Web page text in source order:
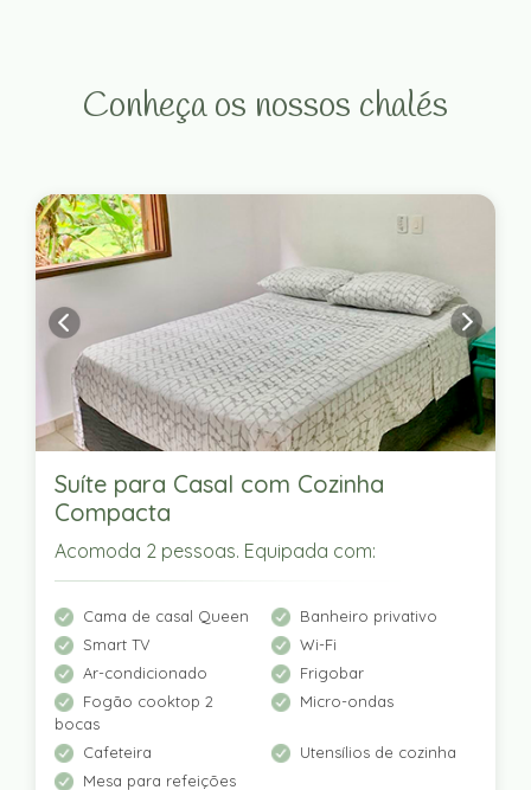
Conheça os nossos chalés
Suíte para Casal com Cozinha
Compacta
Acomoda 2 pessoas. Equipada com:
Cama de casal Queen
Banheiro privativo
Smart TV
Wi-Fi
Ar-condicionado
Frigobar
Fogão cooktop 2
bocas
Micro-ondas
Cafeteira
Utensílios de cozinha
Mesa para refeições